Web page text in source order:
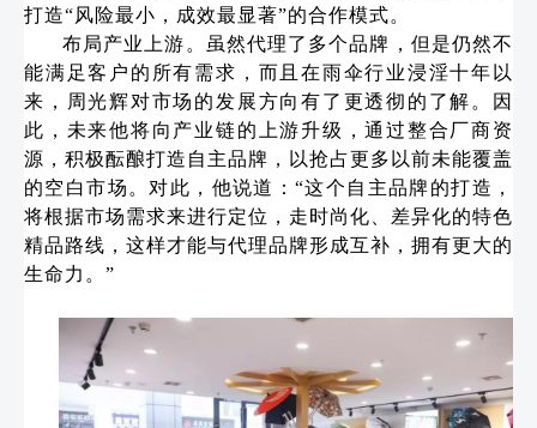
打造“风险最小，成效最显著”的合作模式。
布局产业上游。虽然代理了多个品牌，但是仍然不
能满足客户的所有需求，而且在雨伞行业浸淫十年以
来，周光辉对市场的发展方向有了更透彻的了解。因
此，未来他将向产业链的上游升级，通过整合厂商资
源，积极酝酿打造自主品牌，以抢占更多以前未能覆盖
的空白市场。对此，他说道：“这个自主品牌的打造，
将根据市场需求来进行定位，走时尚化、差异化的特色
精品路线，这样才能与代理品牌形成互补，拥有更大的
生命力。”